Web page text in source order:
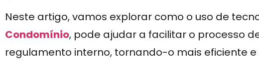
Neste artigo, vamos explorar como o uso de
Condomínio, pode ajudar a facilitar o processo
regulamento interno, tornando-o mais eficiente